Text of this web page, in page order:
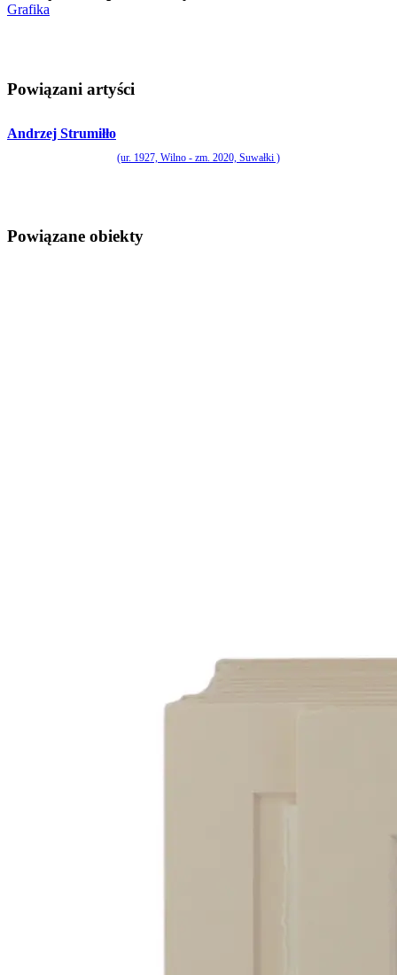
Grafika
Powiązani artyści
Andrzej Strumiłło
(ur. 1927, Wilno - zm. 2020, Suwałki )
Powiązane obiekty